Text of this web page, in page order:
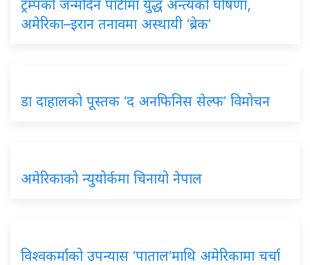
ट्रम्पको जन्मदिन पार्टीमा युद्ध अन्त्यको घोषणा,
अमेरिका–इरान तनावमा अस्थायी ‘ब्रेक’
डा दाहालको पूस्तक ‘द अनफिनिस सेल्फ’ विमोचन
अमेरिकाको न्युयोर्कमा चिनायो नेपाल
विश्वकर्माको उपन्यास ‘पाताल’माथि अमेरिकामा चर्चा